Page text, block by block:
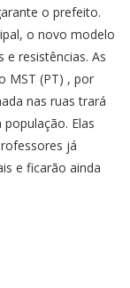
o prefeito.
o novo modelo
resistências. As
MST (PT) , por
nas ruas trará
Elas
já
e ficarão ainda